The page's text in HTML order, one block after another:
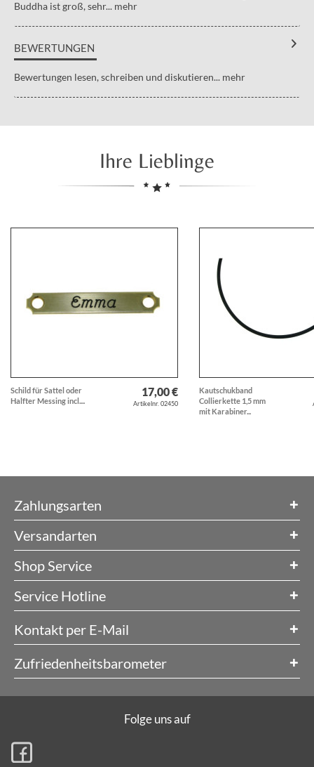
Buddha ist groß, sehr... mehr
BEWERTUNGEN
Bewertungen lesen, schreiben und diskutieren... mehr
Ihre Lieblinge
Schild für Sattel oder
Halfter Messing incl....
17,00 €
Artikelnr. 02450
Kautschukband
Collierkette 1,5 mm
mit Karabiner...
Zahlungsarten
Versandarten
Shop Service
Service Hotline
Kontakt per E-Mail
Zufriedenheitsbarometer
Folge uns auf